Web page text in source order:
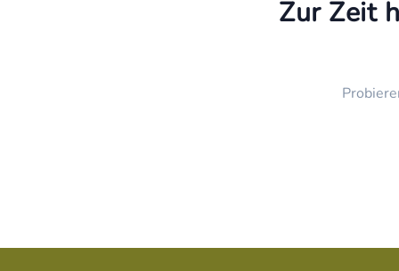
Zur Zeit